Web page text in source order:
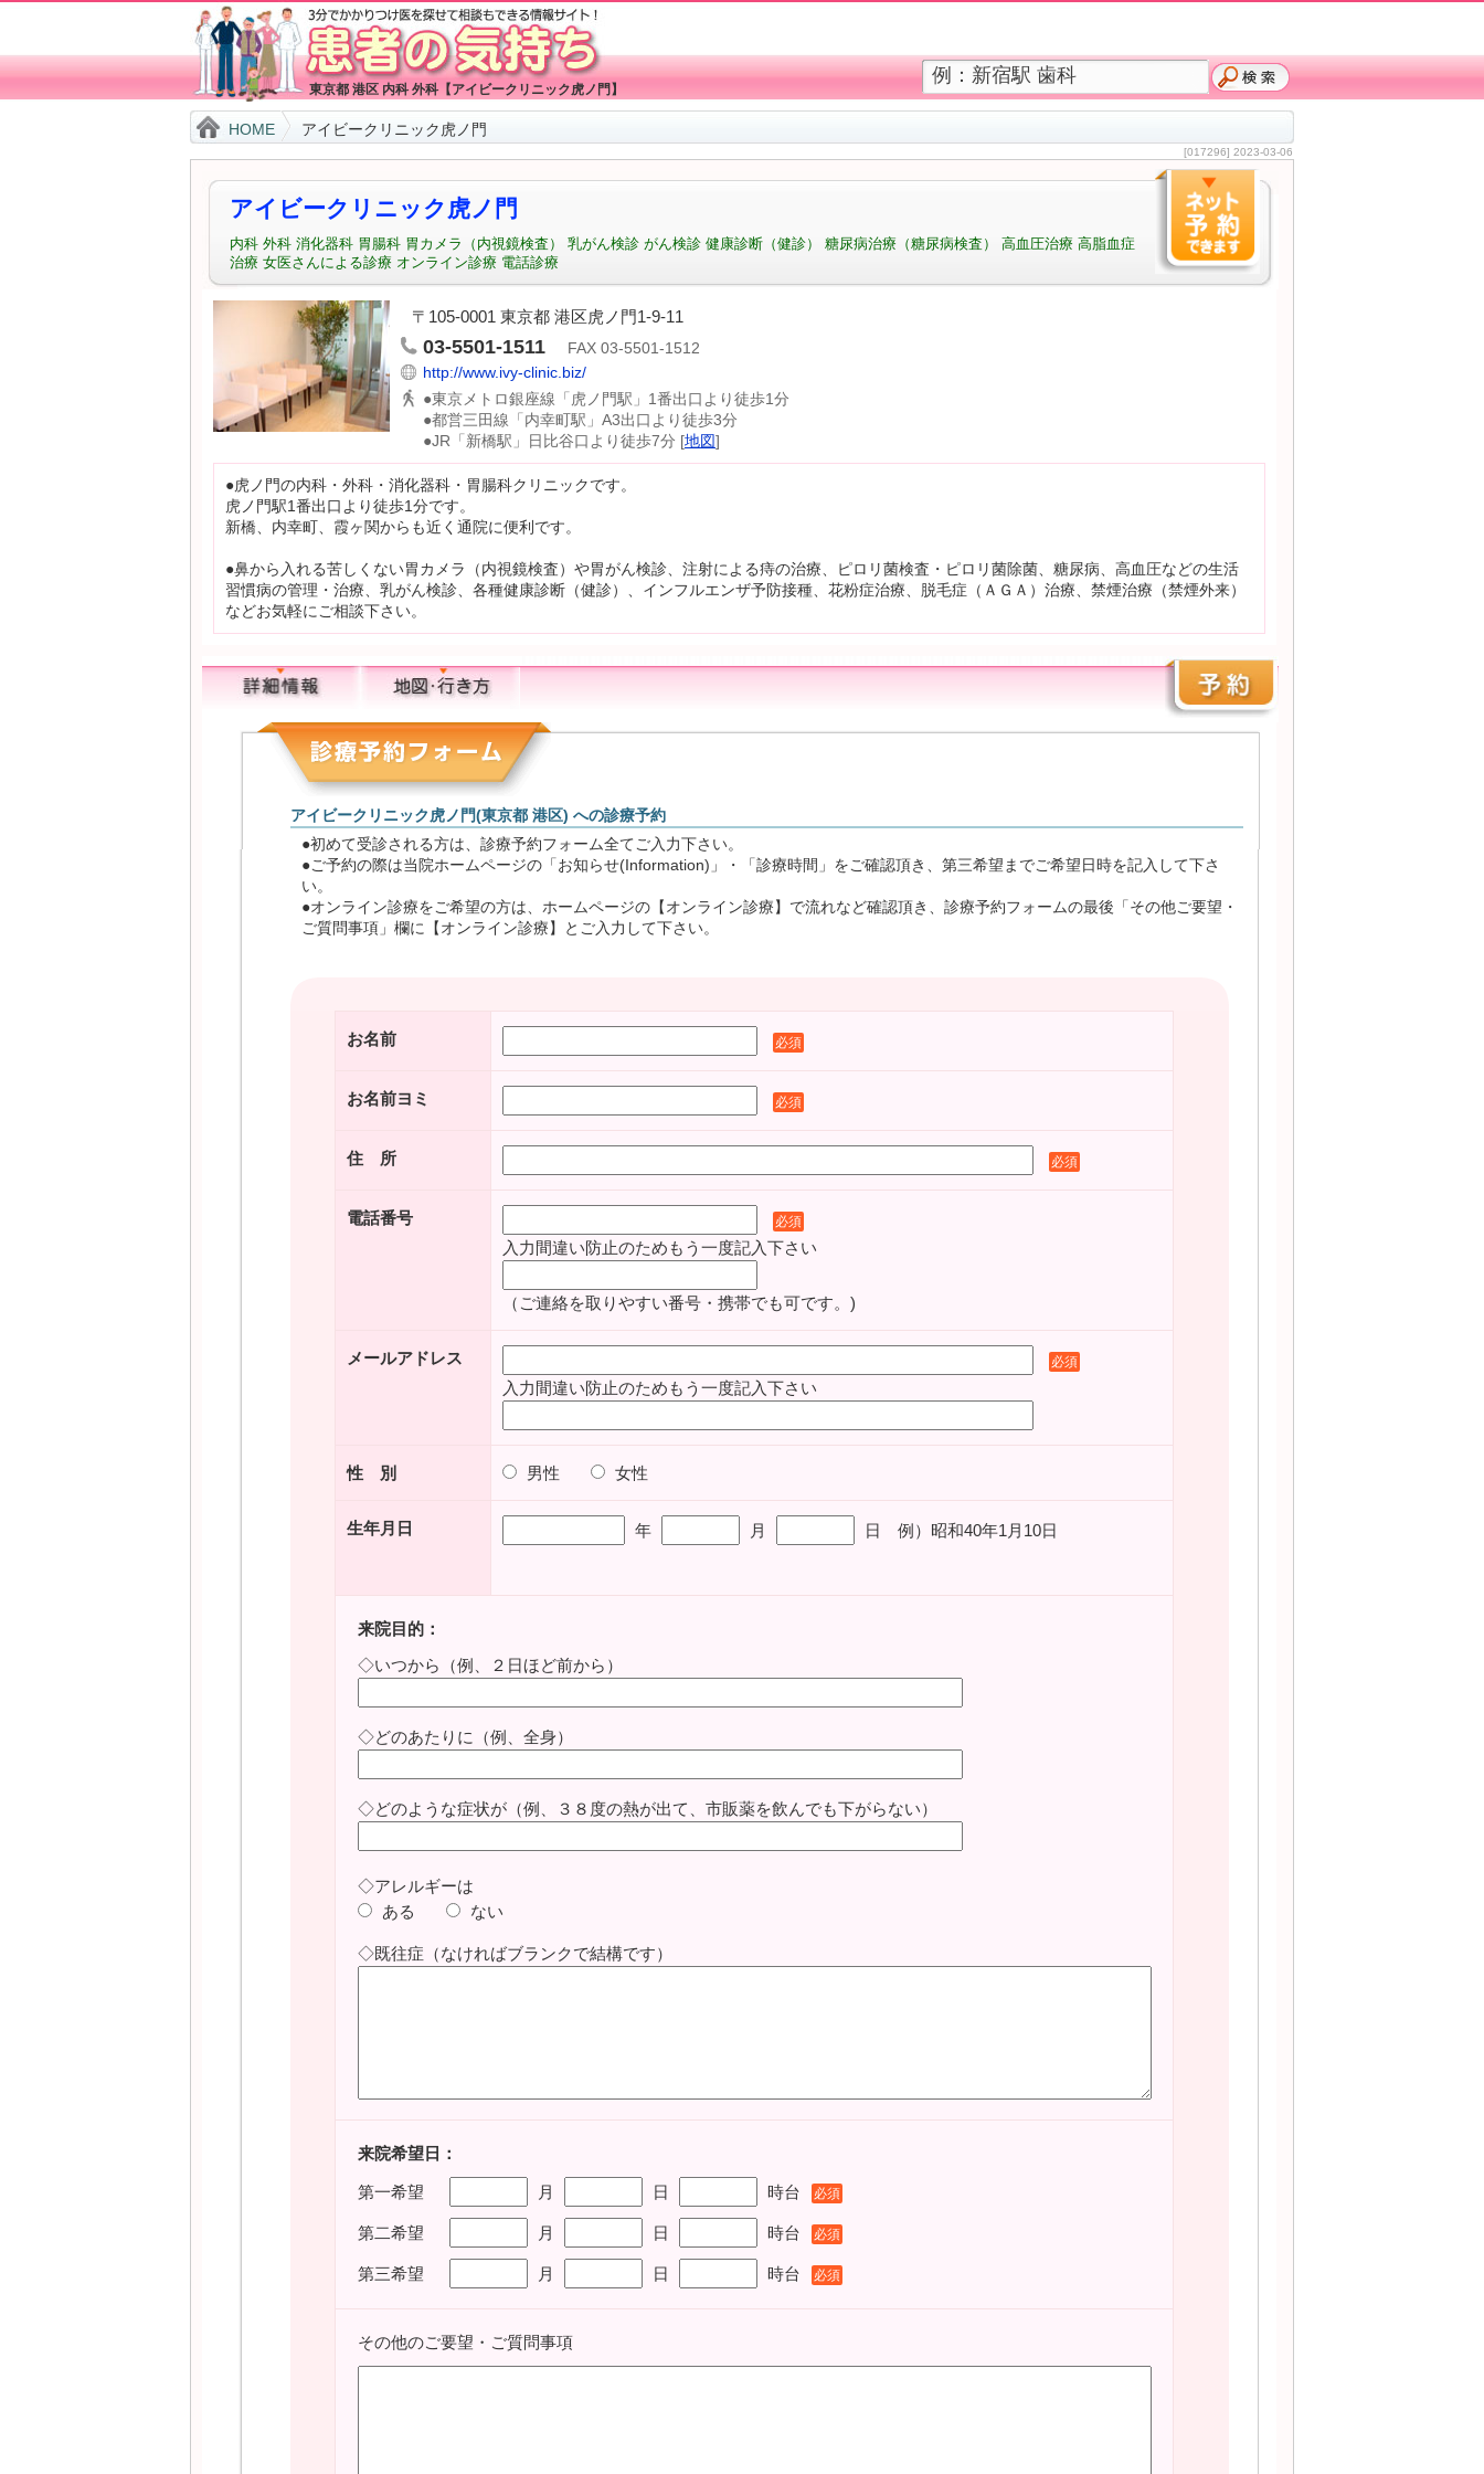
東京都 港区 内科 外科【アイビークリニック虎ノ門】
HOME アイビークリニック虎ノ門
[017296] 2023-03-06
アイビークリニック虎ノ門
内科 外科 消化器科 胃腸科 胃カメラ（内視鏡検査） 乳がん検診 がん検診 健康診断（健診） 糖尿病治療（糖尿病検査） 高血圧治療 高脂血症
治療 女医さんによる診療 オンライン診療 電話診療
〒105-0001 東京都 港区虎ノ門1-9-11
03-5501-1511
FAX 03-5501-1512
http://www.ivy-clinic.biz/
●東京メトロ銀座線「虎ノ門駅」1番出口より徒歩1分
●都営三田線「内幸町駅」A3出口より徒歩3分
●JR「新橋駅」日比谷口より徒歩7分 [地図]
●虎ノ門の内科・外科・消化器科・胃腸科クリニックです。
虎ノ門駅1番出口より徒歩1分です。
新橋、内幸町、霞ヶ関からも近く通院に便利です。
●鼻から入れる苦しくない胃カメラ（内視鏡検査）や胃がん検診、注射による痔の治療、ピロリ菌検査・ピロリ菌除菌、糖尿病、高血圧などの生活
習慣病の管理・治療、乳がん検診、各種健康診断（健診）、インフルエンザ予防接種、花粉症治療、脱毛症（ＡＧＡ）治療、禁煙治療（禁煙外来）
などお気軽にご相談下さい。
アイビークリニック虎ノ門(東京都 港区) への診療予約
●初めて受診される方は、診療予約フォーム全てご入力下さい。
●ご予約の際は当院ホームページの「お知らせ(Information)」・「診療時間」をご確認頂き、第三希望までご希望日時を記入して下さ
い。
●オンライン診療をご希望の方は、ホームページの【オンライン診療】で流れなど確認頂き、診療予約フォームの最後「その他ご要望・
ご質問事項」欄に【オンライン診療】とご入力して下さい。
お名前 必須
お名前ヨミ 必須
住 所 必須
電話番号 必須
入力間違い防止のためもう一度記入下さい
（ご連絡を取りやすい番号・携帯でも可です。)
メールアドレス 必須
入力間違い防止のためもう一度記入下さい
性 別 男性 女性
生年月日 年 月 日 例）昭和40年1月10日
来院目的：
◇いつから（例、２日ほど前から）
◇どのあたりに（例、全身）
◇どのような症状が（例、３８度の熱が出て、市販薬を飲んでも下がらない）
◇アレルギーは
ある
ない
◇既往症（なければブランクで結構です）
来院希望日：
第一希望 月 日 時台 必須
第二希望 月 日 時台 必須
第三希望 月 日 時台 必須
その他のご要望・ご質問事項